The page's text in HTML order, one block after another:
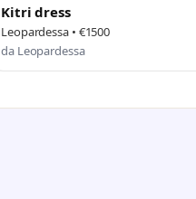
Kitri dress
Leopardessa • €1500
da Leopardessa